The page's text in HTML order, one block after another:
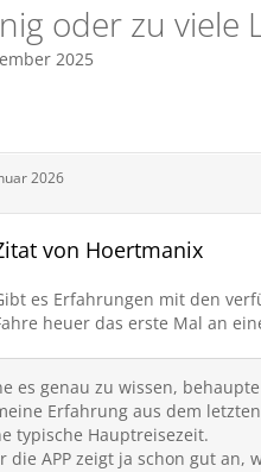
oder zu viele
2025
2026
von Hoertmanix
es Erfahrungen mit den
heuer das erste Mal an
es genau zu wissen,
Erfahrung aus dem
typische Hauptreisezeit.
die APP zeigt ja schon gut an,